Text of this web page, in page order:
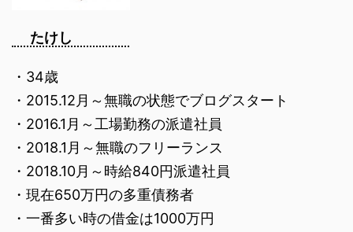
たけし
・34歳
・2015.12月～無職の状態でブログスタート
・2016.1月～工場勤務の派遣社員
・2018.1月～無職のフリーランス
・2018.10月～時給840円派遣社員
・現在650万円の多重債務者
・一番多い時の借金は1000万円